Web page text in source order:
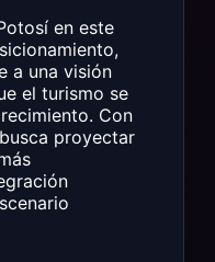
en este
a una visión
el turismo se
Con
proyectar